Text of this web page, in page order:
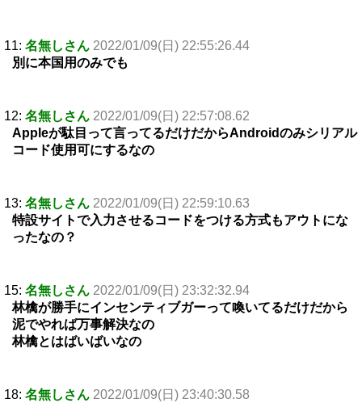
11: 名無しさん 2022/01/09(日) 22:55:26.44
別に本国用のみでも
12: 名無しさん 2022/01/09(日) 22:57:08.62
Appleが駄目って言ってるだけだからAndroidのみシリアル
コード使用可にするなの
13: 名無しさん 2022/01/09(日) 22:59:10.63
特設サイトで入力させるコードをつける方式もアウトにな
ったなの？
15: 名無しさん 2022/01/09(日) 23:32:32.94
林檎が勝手にインセンティブガーって喚いてるだけだから
泥でやれば万事解決なの
林檎とはばいばいなの
18: 名無しさん 2022/01/09(日) 23:40:30.58